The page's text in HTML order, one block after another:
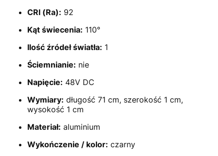
CRI (Ra): 92
Kąt świecenia: 110°
Ilość źródeł światła: 1
Ściemnianie: nie
Napięcie: 48V DC
Wymiary: długość 71 cm, szerokość 1 cm,
wysokość 1 cm
Materiał: aluminium
Wykończenie / kolor: czarny